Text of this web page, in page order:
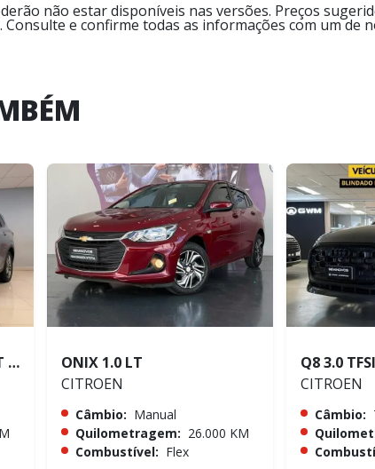
não estar disponíveis nas versões. Preços
e confirme todas as informações com um de
TERRITORY 1.5 ECOBOOST GTDI TITANIUM
ONIX 1.0 LT
CITROEN
Câmbio: Manual
Quilometragem: 26.000 KM
Combustível: Flex
CITROEN
Câmbio: